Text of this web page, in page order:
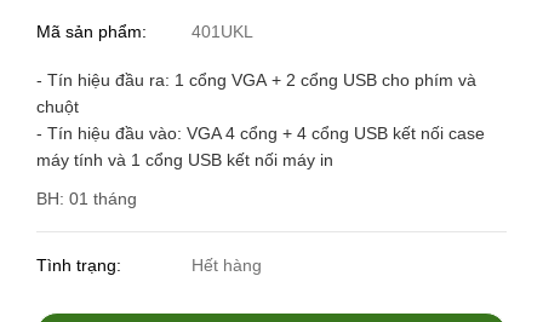
Mã sản phẩm: 401UKL
- Tín hiệu đầu ra: 1 cổng VGA + 2 cổng USB cho phím và
chuột
- Tín hiệu đầu vào: VGA 4 cổng + 4 cổng USB kết nối case
máy tính và 1 cổng USB kết nối máy in
BH: 01 tháng
Tình trạng: Hết hàng